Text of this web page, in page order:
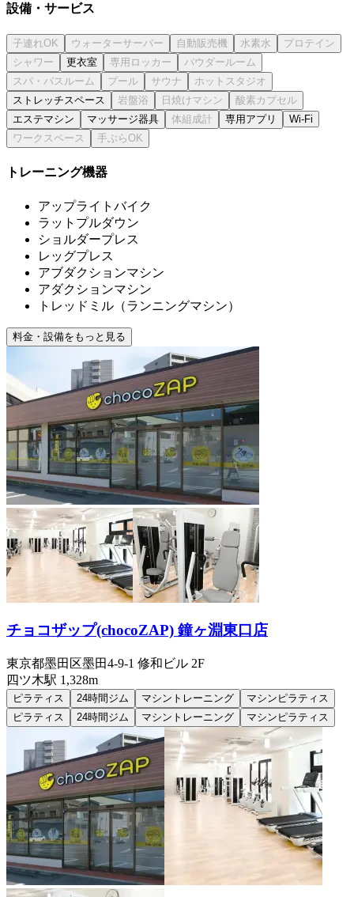
設備・サービス
更衣室
ストレッチスペース
エステマシン
マッサージ器具 専用アプリ Wi-Fi
トレーニング機器
アップライトバイク
ラットプルダウン
ショルダープレス
レッグプレス
アブダクションマシン
アダクションマシン
トレッドミル（ランニングマシン）
料金・設備をもっと見る
チョコザップ(chocoZAP) 鐘ヶ淵東口店
東京都墨田区墨田4-9-1 修和ビル 2F
四ツ木駅 1,328m
ピラティス 24時間ジム マシントレーニング
マシンピラティス
ピラティス
24時間ジム マシントレーニング マシンピラティス